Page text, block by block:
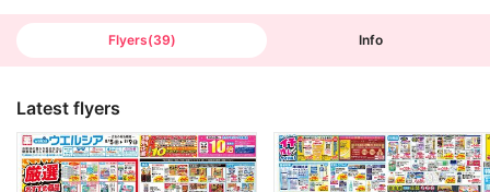
Flyers(39) Info
Latest flyers